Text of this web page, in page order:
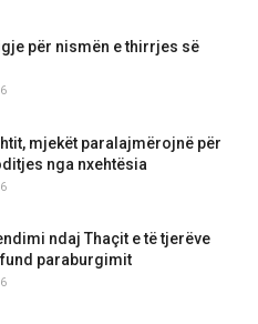
për nismën e thirrjes së
mjekët paralajmërojnë për
nga nxehtësia
ndaj Thaçit e të tjerëve
fund paraburgimit